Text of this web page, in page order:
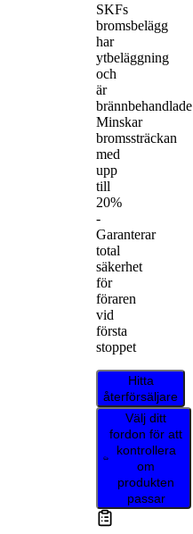
SKFs
bromsbelägg
har
ytbeläggning
och
är
brännbehandlade
Minskar
bromssträckan
med
upp
till
20%
-
Garanterar
total
säkerhet
för
föraren
vid
första
stoppet
Hitta
återförsäljare
Välj ditt
fordon för att
kontrollera
om
produkten
passar